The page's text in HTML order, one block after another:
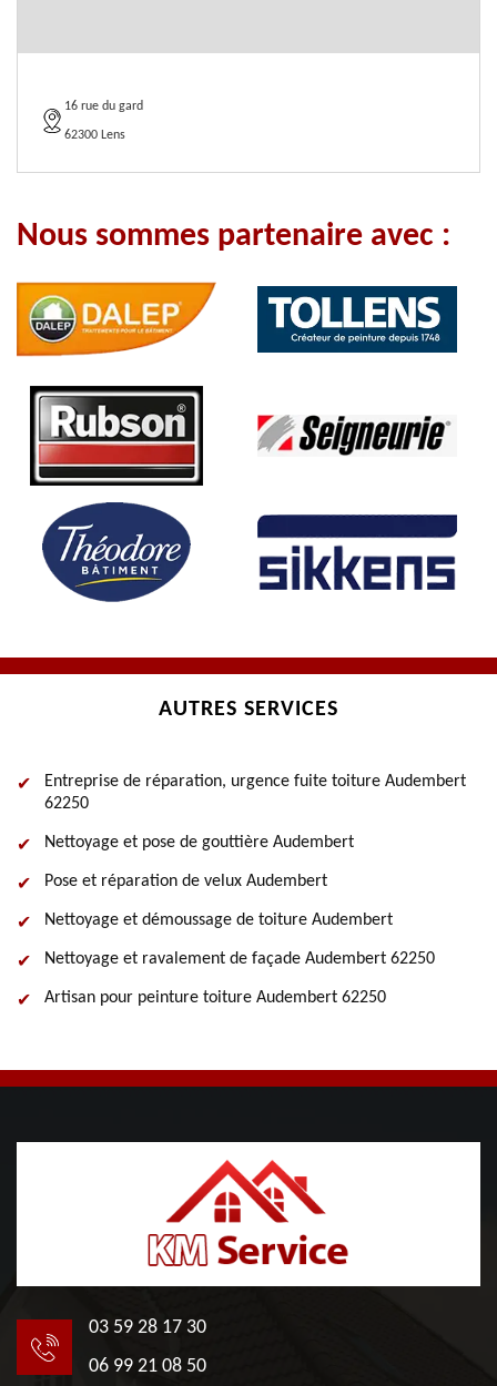
16 rue du gard
62300 Lens
Nous sommes partenaire avec :
AUTRES SERVICES
Entreprise de réparation, urgence fuite toiture Audembert
62250
Nettoyage et pose de gouttière Audembert
Pose et réparation de velux Audembert
Nettoyage et démoussage de toiture Audembert
Nettoyage et ravalement de façade Audembert 62250
Artisan pour peinture toiture Audembert 62250
03 59 28 17 30
06 99 21 08 50